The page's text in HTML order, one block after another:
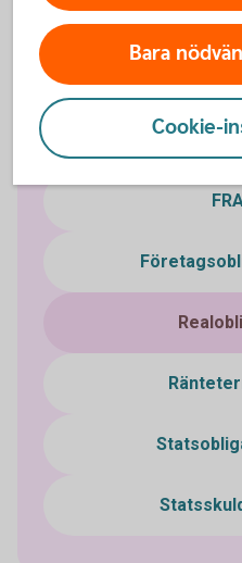
Ränteplaceringar
Bara
Cookie-